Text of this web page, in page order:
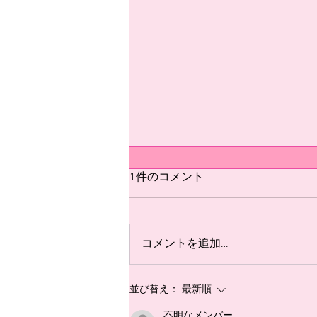
テスト
テスト
1件のコメント
コメントを追加…
並び替え： 最新順